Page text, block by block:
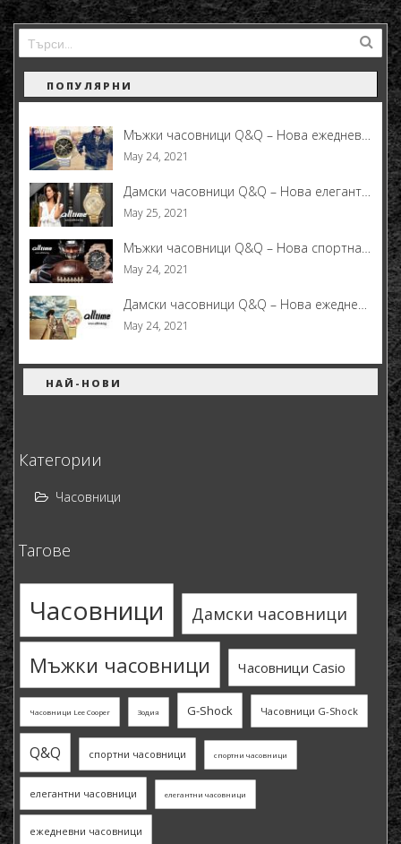
ПОПУЛЯРНИ
Мъжки часовници Q&Q – Нова ежедневна колекция S394J
May 24, 2021
Дамски часовници Q&Q – Нова елегантна колекция CE01J
May 25, 2021
Мъжки часовници Q&Q – Нова спортна колекция GW86J
May 24, 2021
Дамски часовници Q&Q – Нова ежедневна колекция QZ67J
May 24, 2021
НАЙ-НОВИ
Категории
Часовници
Тагове
Часовници Дамски часовници
Мъжки часовници Часовници Casio
Часовници Lee Cooper Зодия G-Shock Часовници G-Shock
Q&Q спортни часовници спортни часовници
елегантни часовници елегантни часовници
ежедневни часовници